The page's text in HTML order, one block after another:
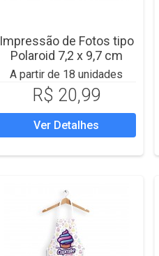
Impressão de Fotos tipo
Polaroid 7,2 x 9,7 cm
A partir de 18 unidades
R$ 20,99
Ver Detalhes